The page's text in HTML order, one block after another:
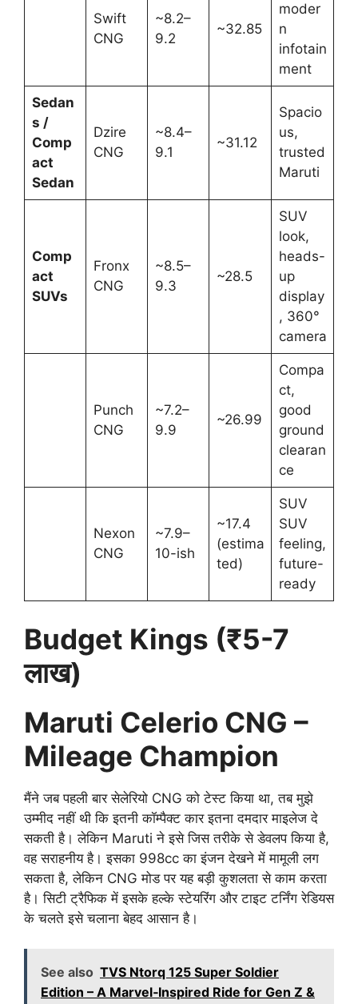
Swift
CNG
~8.2–
9.2
~32.85
moder
n
infotain
ment
Sedan
s /
Comp
act
Sedan
Dzire
CNG
~8.4–
9.1
~31.12
Spacio
us,
trusted
Maruti
Comp
act
SUVs
Fronx
CNG
~8.5–
9.3
~28.5
SUV
look,
heads-
up
display
, 360°
camera
Punch
CNG
~7.2–
9.9
~26.99
Compa
ct,
good
ground
clearan
ce
Nexon
CNG
~7.9–
10-ish
~17.4
(estima
ted)
SUV
SUV
feeling,
future-
ready
Budget Kings (₹5-7
लाख)
Maruti Celerio CNG –
Mileage Champion
मैंने जब पहली बार सेलेरियो CNG को टेस्ट किया था, तब मुझे
उम्मीद नहीं थी कि इतनी कॉम्पैक्ट कार इतना दमदार माइलेज दे
सकती है। लेकिन Maruti ने इसे जिस तरीके से डेवलप किया है,
वह सराहनीय है। इसका 998cc का इंजन देखने में मामूली लग
सकता है, लेकिन CNG मोड पर यह बड़ी कुशलता से काम करता
है। सिटी ट्रैफिक में इसके हल्के स्टेयरिंग और टाइट टर्निंग रेडियस
के चलते इसे चलाना बेहद आसान है।
See also TVS Ntorq 125 Super Soldier
Edition – A Marvel‑Inspired Ride for Gen Z &